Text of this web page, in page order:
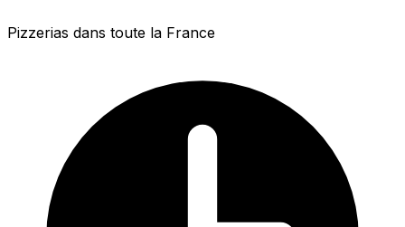
Pizzerias dans toute la France